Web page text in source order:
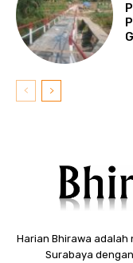
Harian Bhirawa
Surabaya